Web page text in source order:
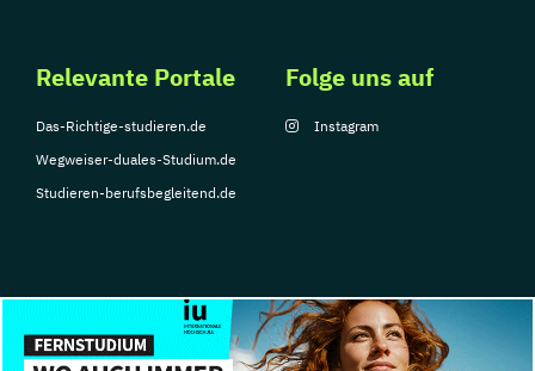
Relevante Portale
Das-Richtige-studieren.de
Wegweiser-duales-Studium.de
Studieren-berufsbegleitend.de
Folge uns auf
Instagram
© Copyright 2026, TarGroup Media GmbH